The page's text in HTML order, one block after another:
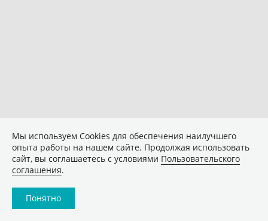
Мы используем Сookies для обеспечения наилучшего
опыта работы на нашем сайте. Продолжая использовать
сайт, вы соглашаетесь с условиями Пользовательского
соглашения.
Понятно